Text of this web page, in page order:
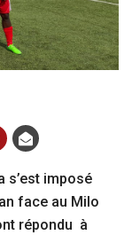
s’est imposé
face au Milo
répondu à